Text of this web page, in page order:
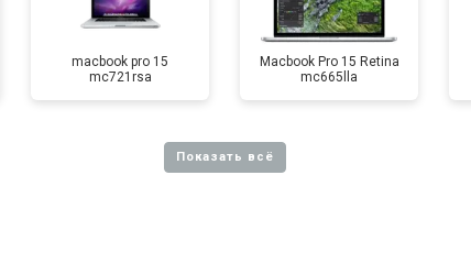
macbook pro 15
mc721rsa
Macbook Pro 15 Retina
mc665lla